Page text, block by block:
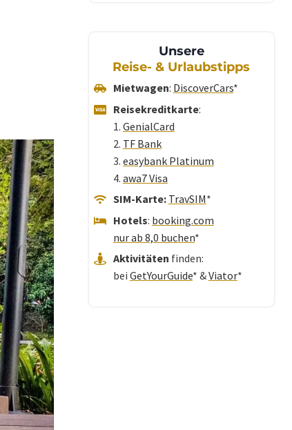
Unsere
Reise- & Urlaubstipps
Mietwagen: DiscoverCars*
Reisekreditkarte:
1. GenialCard
2. TF Bank
3. easybank Platinum
4. awa7 Visa
SIM-Karte: TravSIM*
Hotels: booking.com
nur ab 8,0 buchen*
Aktivitäten finden:
bei GetYourGuide* &Viator*